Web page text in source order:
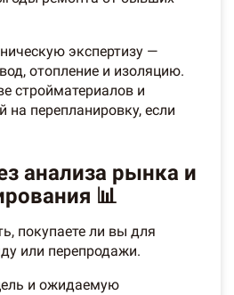
экспертизу —
отопление и изоляцию.
стройматериалов и
на перепланировку, если
анализа рынка и
📊
покупаете ли вы для
или перепродажи.
и ожидаемую